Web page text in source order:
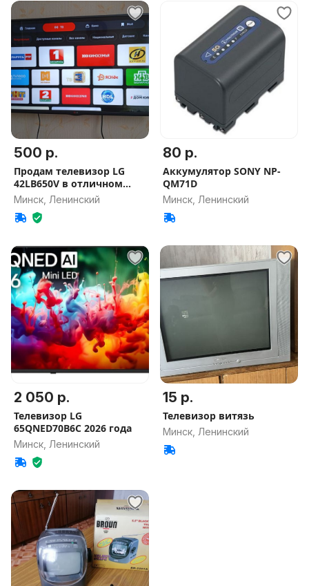
500 р.
Продам телевизор LG
42LB650V в отличном
состоянии
Минск, Ленинский
80 р.
Аккумулятор SONY NP-
QM71D
Минск, Ленинский
2 050 р.
Телевизор LG
65QNED70B6C 2026 года
Минск, Ленинский
15 р.
Телевизор витязь
Минск, Ленинский